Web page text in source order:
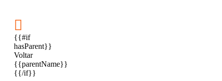

{{#if
hasParent}}
Voltar
{{parentName}}
{{/if}}